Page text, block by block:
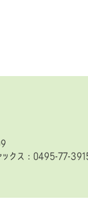
クス：0495-77-